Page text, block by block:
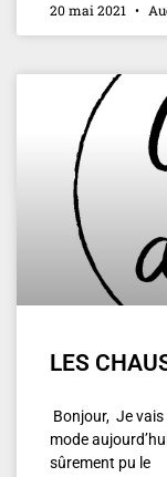
20 mai 2021
LES
Bonjour, Je vais
mode
sûrement pu le